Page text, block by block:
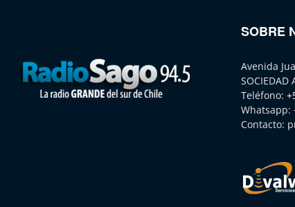
SOBRE
Avenida
SOCIEDAD
Teléfono:
Whatsapp:
Contacto: